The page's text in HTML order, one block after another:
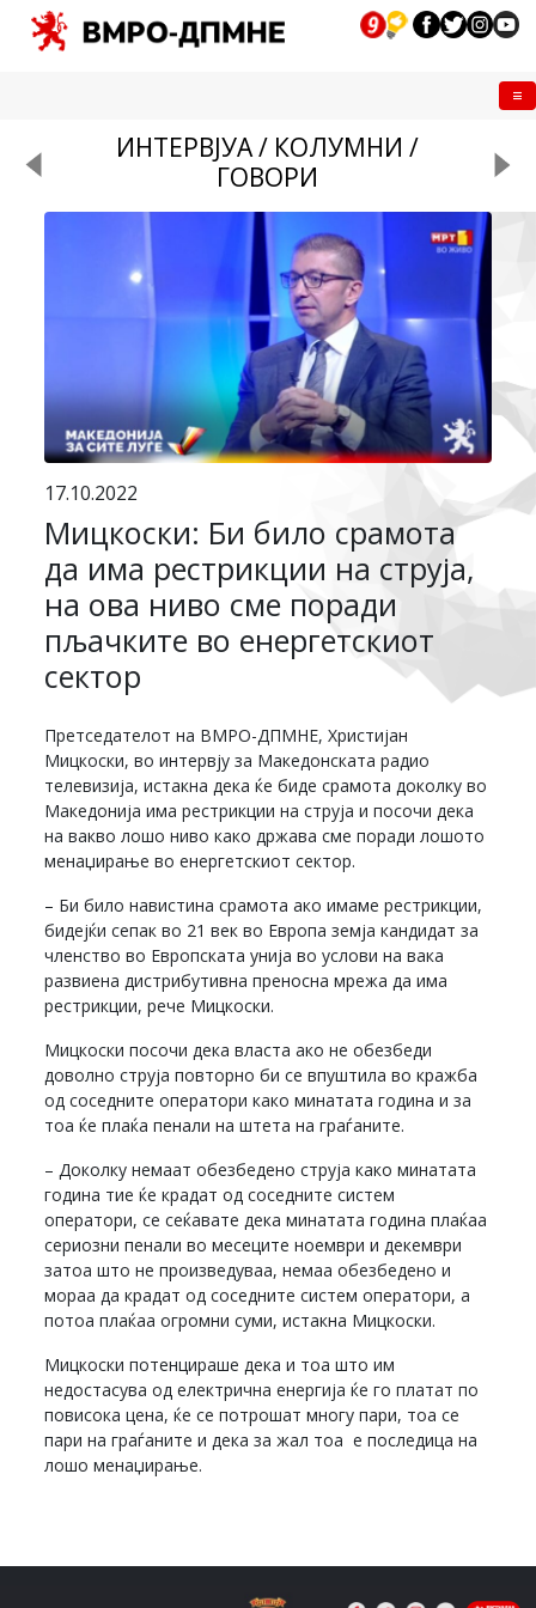
ИНТЕРВЈУА / КОЛУМНИ /
ГОВОРИ
17.10.2022
Мицкоски: Би било срамота
да има рестрикции на струја,
на ова ниво сме поради
пљачките во енергетскиот
сектор
Претседателот на ВМРО-ДПМНЕ, Христијан
Мицкоски, во интервју за Македонската радио
телевизија, истакна дека ќе биде срамота доколку во
Македонија има рестрикции на струја и посочи дека
на вакво лошо ниво како држава сме поради лошото
менаџирање во енергетскиот сектор.
– Би било навистина срамота ако имаме рестрикции,
бидејќи сепак во 21 век во Европа земја кандидат за
членство во Европската унија во услови на вака
развиена дистрибутивна преносна мрежа да има
рестрикции, рече Мицкоски.
Мицкоски посочи дека власта ако не обезбеди
доволно струја повторно би се впуштила во кражба
од соседните оператори како минатата година и за
тоа ќе плаќа пенали на штета на граѓаните.
– Доколку немаат обезбедено струја како минатата
година тие ќе крадат од соседните систем
оператори, се сеќавате дека минатата година плаќаа
сериозни пенали во месеците ноември и декември
затоа што не произведуваа, немаа обезбедено и
мораа да крадат од соседните систем оператори, а
потоа плаќаа огромни суми, истакна Мицкоски.
Мицкоски потенцираше дека и тоа што им
недостасува од електрична енергија ќе го платат по
повисока цена, ќе се потрошат многу пари, тоа се
пари на граѓаните и дека за жал тоа е последица на
лошо менаџирање.